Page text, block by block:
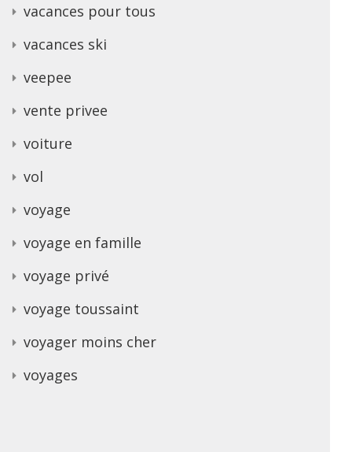
vacances pour tous
vacances ski
veepee
vente privee
voiture
vol
voyage
voyage en famille
voyage privé
voyage toussaint
voyager moins cher
voyages